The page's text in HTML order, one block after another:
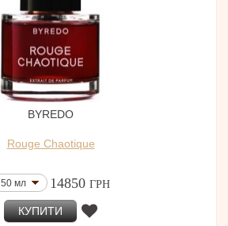
BYREDO
Rouge Chaotique
50 мл 14850 ГРН
КУПИТИ